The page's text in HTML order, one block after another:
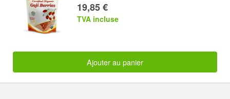
19,85 €
TVA incluse
Ajouter au panier